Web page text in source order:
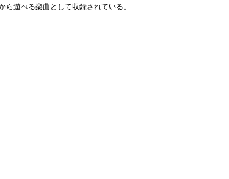
遊べる楽曲として収録されている。